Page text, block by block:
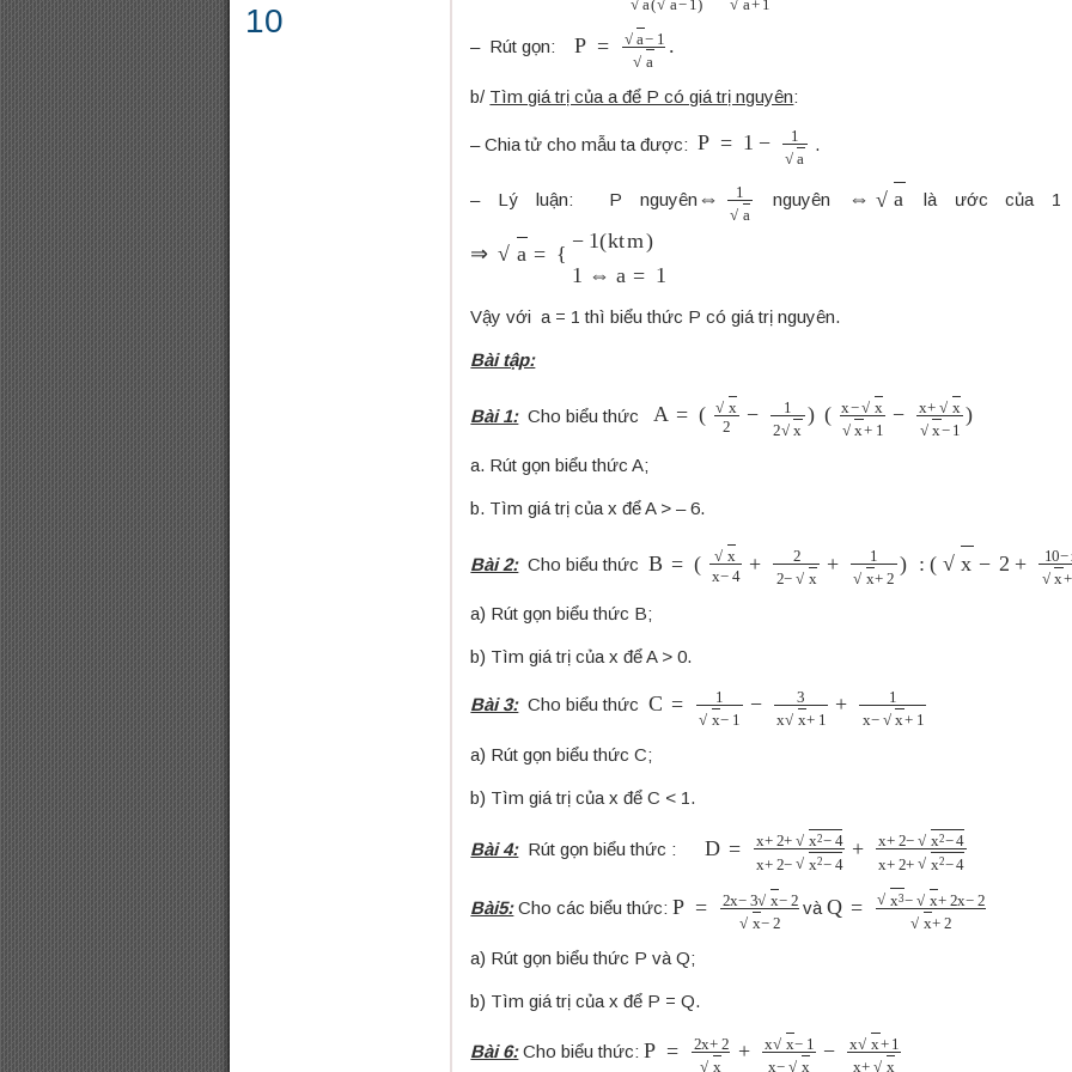
10
– Rút gọn:P −1a.
b/ Tìm giá trị của a để P có giá trị nguyên:
– Chia tử cho mẫu ta được:P −1
– Lý luận: P nguyên a nguyên là ước của 1
⇒ = {− kt m )1⇔a=
Vậy với a = 1 thì biểu thức P có giá trị nguyên.
Bài tập:
Bài 1:Cho biểu thức A 2 −12 − x +1−x+x 1)
a. Rút gọn biểu thức A;
b. Tìm giá trị của x để A > – 6.
Bài 2:Cho biểu thứcB x −4+ + x 2 10 −xx 2)
a) Rút gọn biểu thức B;
b) Tìm giá trị của x để A > 0.
Bài 3:Cho biểu thứcC 1 +
a) Rút gọn biểu thức C;
b) Tìm giá trị của x để C < 1.
Bài 4:Rút gọn biểu thức :D +2+x2 −4x+ x2−4+x+2
Bài5:Cho các biểu thức:P x−3x− 2x− 2
vàQ 3−x+2 x−2x+
a) Rút gọn biểu thức P và Q;
b) Tìm giá trị của x để P = Q.
Bài 6:Cho biểu thức:P x+2x +x x−1x− x+ 1x+